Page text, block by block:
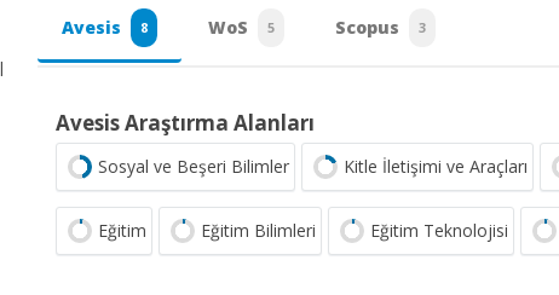
Avesis 8 WoS 5 Scopus 3
Avesis Araştırma Alanları
Sosyal ve Beşeri Bilimler Kitle İletişimi ve Araçları
Eğitim Eğitim Bilimleri Eğitim Teknolojisi